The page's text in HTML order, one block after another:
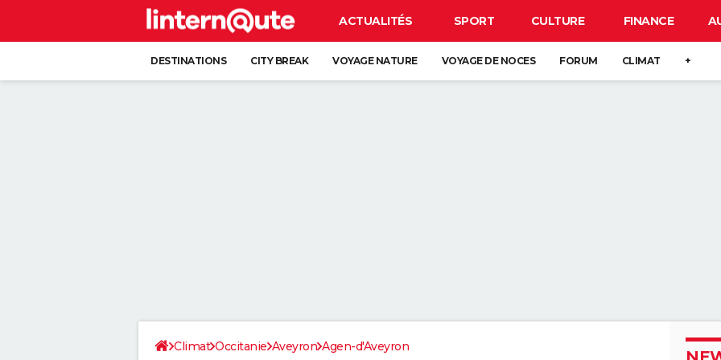
ACTUALITÉS SPORT CULTURE FINANCE
DESTINATIONS CITY BREAK VOYAGE NATURE VOYAGE DE NOCES FORUM CLIMAT +
Climat Occitanie Aveyron Agen-d'Aveyron